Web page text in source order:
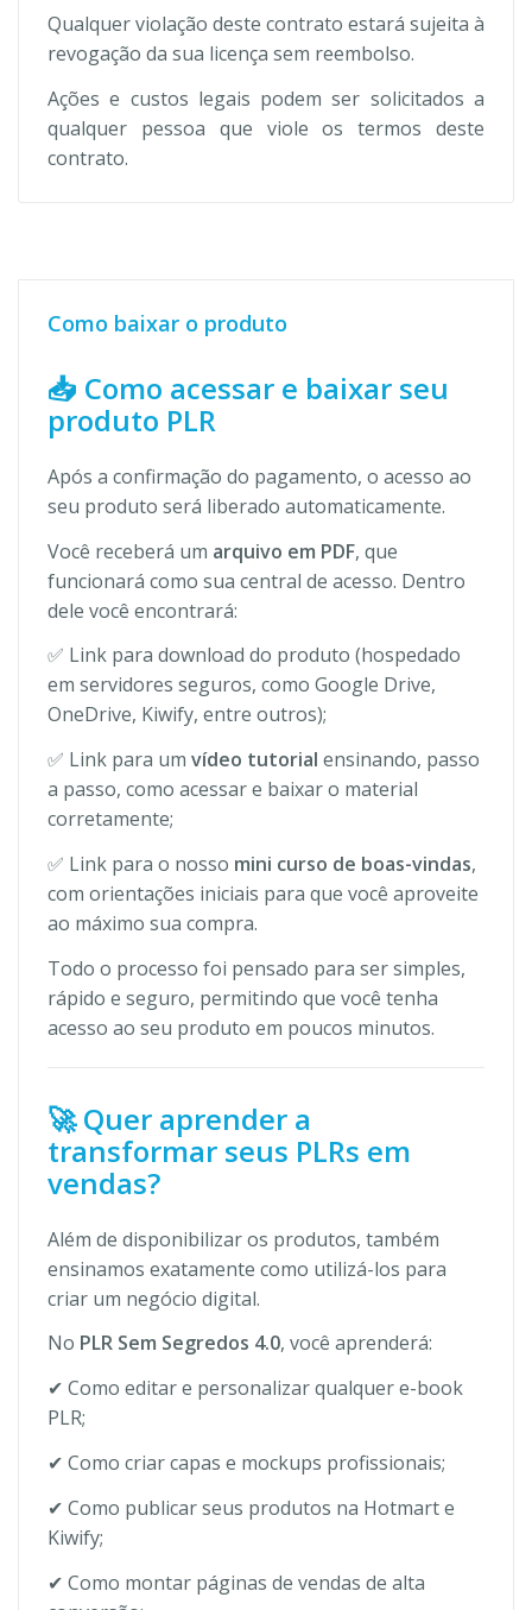
Qualquer violação deste contrato estará sujeita à
revogação da sua licença sem reembolso.
Ações e custos legais podem ser solicitados a
qualquer pessoa que viole os termos deste
contrato.
Como baixar o produto
📥 Como acessar e baixar seu
produto PLR
Após a confirmação do pagamento, o acesso ao
seu produto será liberado automaticamente.
Você receberá um arquivo em PDF, que
funcionará como sua central de acesso. Dentro
dele você encontrará:
✅ Link para download do produto (hospedado
em servidores seguros, como Google Drive,
OneDrive, Kiwify, entre outros);
✅ Link para um vídeo tutorial ensinando, passo
a passo, como acessar e baixar o material
corretamente;
✅ Link para o nosso mini curso de boas-vindas,
com orientações iniciais para que você aproveite
ao máximo sua compra.
Todo o processo foi pensado para ser simples,
rápido e seguro, permitindo que você tenha
acesso ao seu produto em poucos minutos.
🚀 Quer aprender a
transformar seus PLRs em
vendas?
Além de disponibilizar os produtos, também
ensinamos exatamente como utilizá-los para
criar um negócio digital.
No PLR Sem Segredos 4.0, você aprenderá:
✔ Como editar e personalizar qualquer e-book
PLR;
✔ Como criar capas e mockups profissionais;
✔ Como publicar seus produtos na Hotmart e
Kiwify;
✔ Como montar páginas de vendas de alta